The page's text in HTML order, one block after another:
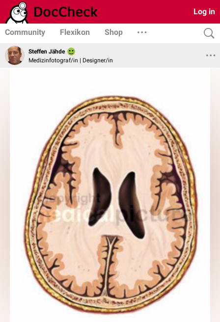
Log in
Community Flexikon Shop
Steffen Jähde
Medizinfotograf/in | Designer/in